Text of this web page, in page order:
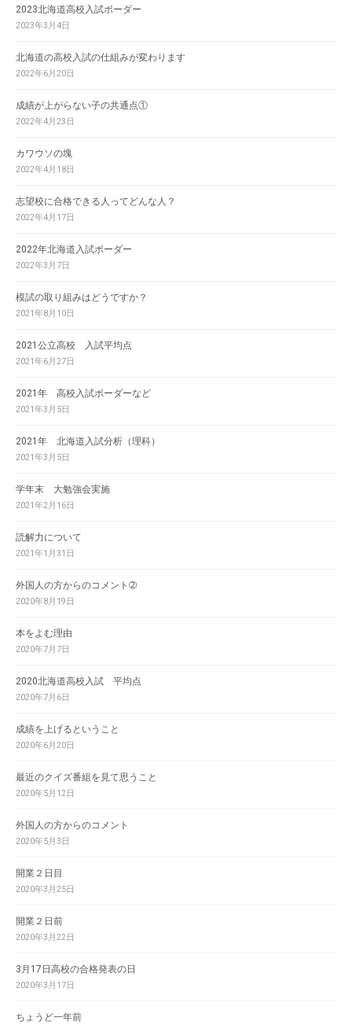
2023北海道高校入試ボーダー
2023年3月4日
北海道の高校入試の仕組みが変わります
2022年6月20日
成績が上がらない子の共通点①
2022年4月23日
カワウソの塊
2022年4月18日
志望校に合格できる人ってどんな人？
2022年4月17日
2022年北海道入試ボーダー
2022年3月7日
模試の取り組みはどうですか？
2021年8月10日
2021公立高校 入試平均点
2021年6月27日
2021年 高校入試ボーダーなど
2021年3月5日
2021年 北海道入試分析（理科）
2021年3月5日
学年末 大勉強会実施
2021年2月16日
読解力について
2021年1月31日
外国人の方からのコメント➁
2020年8月19日
本をよむ理由
2020年7月7日
2020北海道高校入試 平均点
2020年7月6日
成績を上げるということ
2020年6月20日
最近のクイズ番組を見て思うこと
2020年5月12日
外国人の方からのコメント
2020年5月3日
開業２日目
2020年3月25日
開業２日前
2020年3月22日
3月17日高校の合格発表の日
2020年3月17日
ちょうど一年前